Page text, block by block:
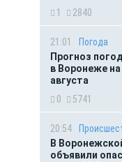
1
2840
21:01
Погода
Прогноз
в Воронеже на
августа
0
5741
20:54
В
объявили